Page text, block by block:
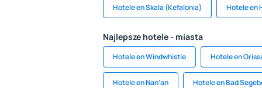
Hotele en Skala (Kefalonia) Hotele en
Najlepsze hotele - miasta
Hotele en Windwhistle Hotele en
Hotele en Nan'an Hotele en Bad